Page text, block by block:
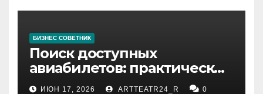
БИЗНЕС СОВЕТНИК
Поиск доступных
авиабилетов: практические
рекомендации
ИЮН 17, 2026 ARTTEATR24_R 0